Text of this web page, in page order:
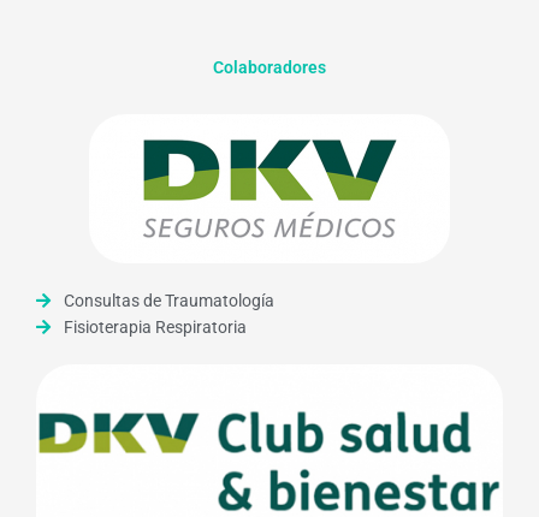
Colaboradores
Consultas de Traumatología
Fisioterapia Respiratoria